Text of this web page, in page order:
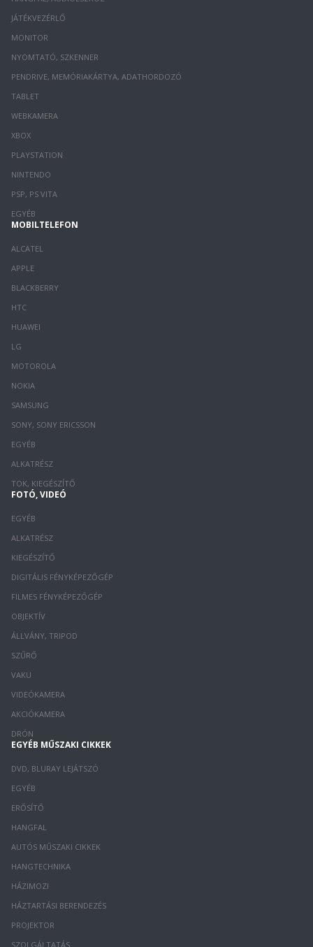
JÁTÉKVEZÉRLŐ
MONITOR
NYOMTATÓ, SZKENNER
PENDRIVE, MEMÓRIAKÁRTYA, ADATHORDOZÓ
TABLET
WEBKAMERA
XBOX
PLAYSTATION
NINTENDO
PSP, PS VITA
EGYÉB
MOBILTELEFON
ALCATEL
APPLE
BLACKBERRY
HTC
HUAWEI
LG
MOTOROLA
NOKIA
SAMSUNG
SONY, SONY ERICSSON
EGYÉB
ALKATRÉSZ
TOK, KIEGÉSZÍTŐ
FOTÓ, VIDEÓ
EGYÉB
ALKATRÉSZ
KIEGÉSZÍTŐ
DIGITÁLIS FÉNYKÉPEZŐGÉP
FILMES FÉNYKÉPEZŐGÉP
OBJEKTÍV
ÁLLVÁNY, TRIPOD
SZŰRŐ
VAKU
VIDEÓKAMERA
AKCIÓKAMERA
DRÓN
EGYÉB MŰSZAKI CIKKEK
DVD, BLURAY LEJÁTSZÓ
EGYÉB
ERŐSÍTŐ
HANGFAL
AUTÓS MŰSZAKI CIKKEK
HANGTECHNIKA
HÁZIMOZI
HÁZTARTÁSI BERENDEZÉS
PROJEKTOR
SZOLGÁLTATÁS